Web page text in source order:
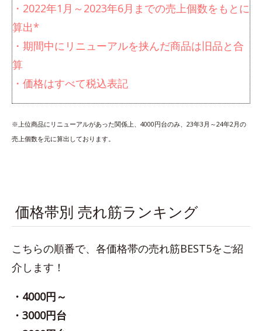
・2022年1月～2023年6月までの売上個数をもとに
算出*
・期間中にリニューアルを挟んだ商品は旧品と合
算
・価格はすべて税込表記
※上位商品にリニューアルがあった関係上、4000円台のみ、23年3月～24年2月の
売上個数を元に算出しております。
価格帯別 売れ筋ランキング
こちらの順番で、各価格帯の売れ筋BEST5をご紹
介します！
・4000円～
・3000円台